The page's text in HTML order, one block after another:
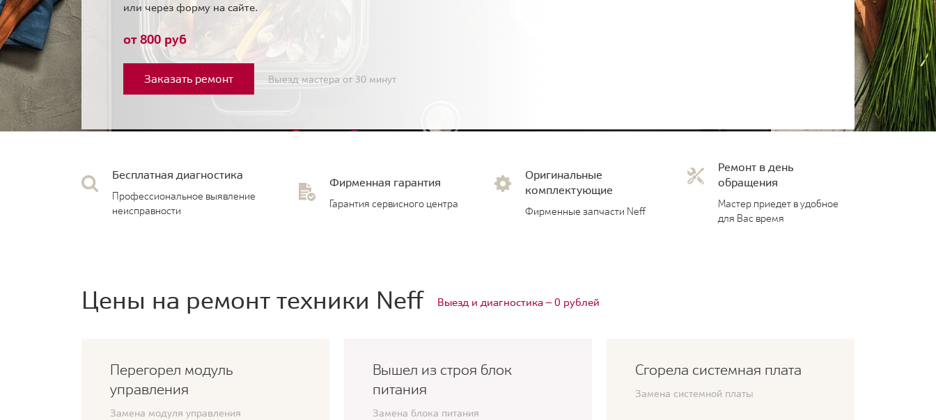
или через форму на сайте.
от 800 руб
Заказать ремонт Выезд мастера от 30 минут
Бесплатная диагностика
Профессиональное выявление
неисправности
Фирменная гарантия
Гарантия сервисного центра
Оригинальные
комплектующие
Фирменные запчасти Neff
Ремонт в день
обращения
Мастер приедет в удобное
для Вас время
Цены на ремонт техники Neff Выезд и диагностика — 0 рублей
Перегорел модуль
управления
Замена модуля управления
Вышел из строя блок
питания
Замена блока питания
Сгорела системная плата
Замена системной платы